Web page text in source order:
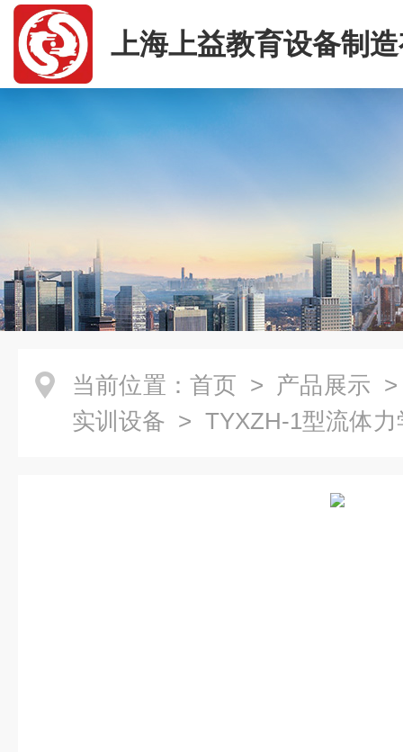
上海上益教育设备制
司
当前位置： 首页 > 产品展示
实训设备 > TYXZH-1型流体